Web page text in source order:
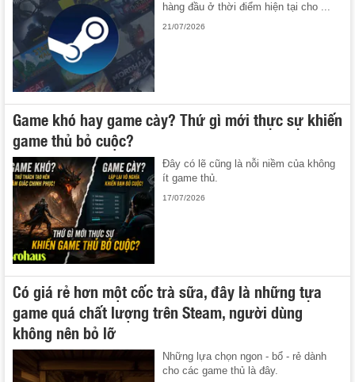
hàng đầu ở thời điểm hiện tại cho ...
21/07/2026
Game khó hay game cày? Thứ gì mới thực sự khiến
game thủ bỏ cuộc?
Đây có lẽ cũng là nỗi niềm của không
ít game thủ.
17/07/2026
Có giá rẻ hơn một cốc trà sữa, đây là những tựa
game quá chất lượng trên Steam, người dùng
không nên bỏ lỡ
Những lựa chọn ngon - bổ - rẻ dành
cho các game thủ là đây.